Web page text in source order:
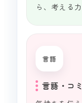
ら、考える
言語
言語・コ